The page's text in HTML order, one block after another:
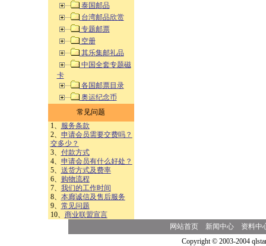
泰国邮品
台湾邮品欣赏
专题邮票
空册
其乐集邮礼品
中国全套专题磁
卡
各国邮票目录
奥运纪念币
常见问题
1、
服务条款
2、 申请会员需要交费吗？
交多少？
3、 付款方式
4、 申请会员有什么好处？
5、 送货方式及费率
6、
购物流程
7、 我们的工作时间
8、 本廊诚信及售后服务
9、 常见问题
10、 商业联盟宣言
网站首页 新闻中心
资料中
Copyright © 2003-2004